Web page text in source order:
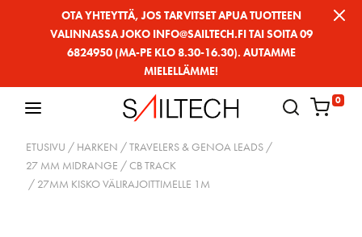
OTA YHTEYTTÄ, JOS TARVITSET APUA TUOTTEEN
VALINNASSA JOKO INFO@SAILTECH.FI TAI SOITA 09
6824950 (MA-PE KLO 8.30-16.30). AUTAMME
MIELELLÄMME!
0
ETUSIVU / HARKEN /TRAVELERS & GENOA LEADS /
27 MM MIDRANGE /CB TRACK
/ 27MM KISKO VÄLIRAJOITTIMELLE 1M